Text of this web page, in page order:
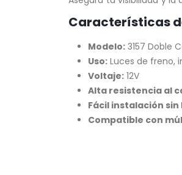
Características
Modelo: 3157 Doble
Uso: Luces de freno,
Voltaje: 12V
Alta resistencia al
Fácil instalación
Compatible con